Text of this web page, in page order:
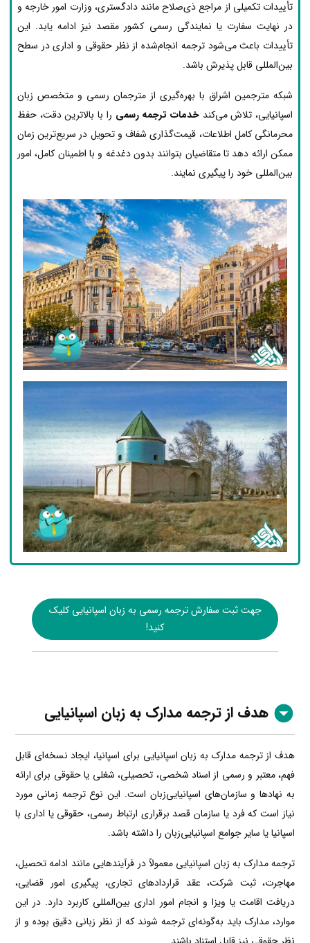
تأییدات تکمیلی از مراجع ذی‌صلاح مانند دادگستری، وزارت امور خارجه و
در نهایت سفارت یا نمایندگی رسمی کشور مقصد نیز ادامه یابد. این
تأییدات باعث می‌شود ترجمه انجام‌شده از نظر حقوقی و اداری در سطح
بین‌المللی قابل پذیرش باشد.
شبکه مترجمین اشراق با بهره‌گیری از مترجمان رسمی و متخصص زبان
اسپانیایی، تلاش می‌کندخدمات ترجمه رسمی را با بالاترین دقت، حفظ
محرمانگی کامل اطلاعات، قیمت‌گذاری شفاف و تحویل در سریع‌ترین زمان
ممکن ارائه دهد تا متقاضیان بتوانند بدون دغدغه و با اطمینان کامل، امور
بین‌المللی خود را پیگیری نمایند.
جهت ثبت سفارش ترجمه رسمی به زبان اسپانیایی کلیک
کنید!
هدف از ترجمه مدارک به زبان اسپانیایی
هدف از ترجمه مدارک به زبان اسپانیایی برای اسپانیا، ایجاد نسخه‌ای قابل
فهم، معتبر و رسمی از اسناد شخصی، تحصیلی، شغلی یا حقوقی برای ارائه
به نهادها و سازمان‌های اسپانیایی‌زبان است. این نوع ترجمه زمانی مورد
نیاز است که فرد یا سازمان قصد برقراری ارتباط رسمی، حقوقی یا اداری با
اسپانیا یا سایر جوامع اسپانیایی‌زبان را داشته باشد.
ترجمه مدارک به زبان اسپانیایی معمولاً در فرآیندهایی مانند ادامه تحصیل،
مهاجرت، ثبت شرکت، عقد قراردادهای تجاری، پیگیری امور قضایی،
دریافت اقامت یا ویزا و انجام امور اداری بین‌المللی کاربرد دارد. در این
موارد، مدارک باید به‌گونه‌ای ترجمه شوند که از نظر زبانی دقیق بوده و از